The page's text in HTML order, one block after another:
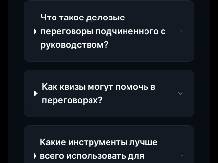
Что такое деловые
переговоры подчиненного с
руководством?
Как квизы могут помочь в
переговорах?
Какие инструменты лучше
всего использовать для